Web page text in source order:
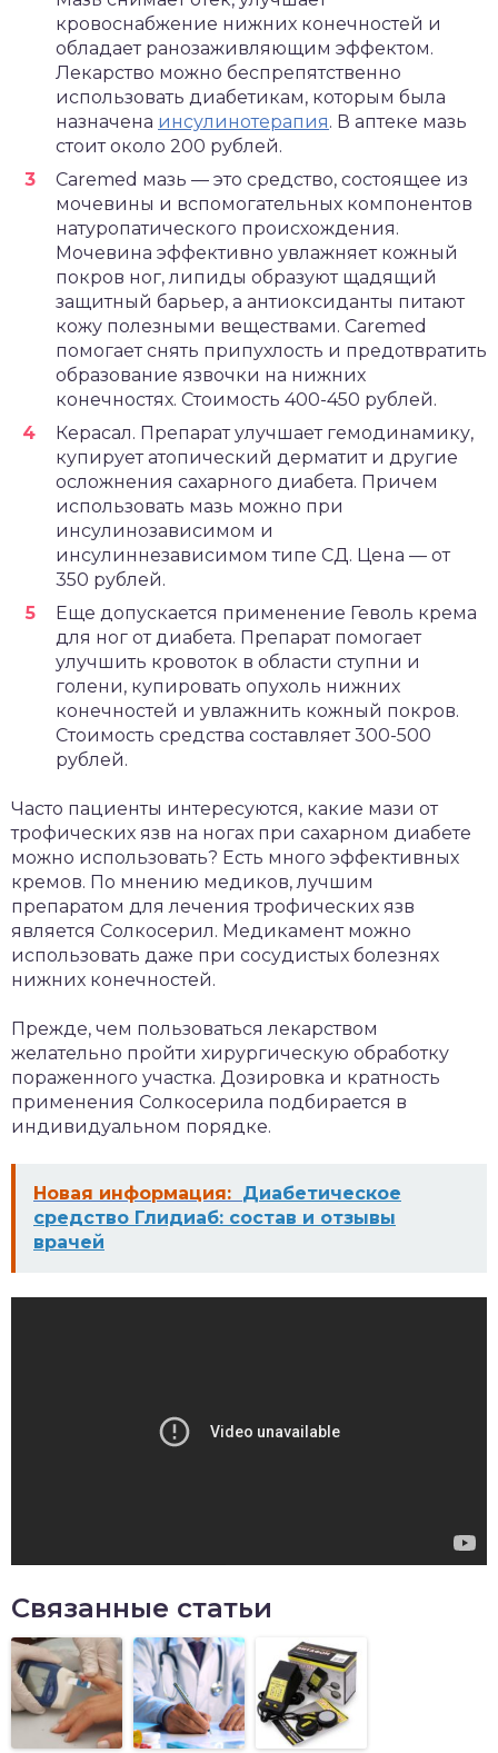
кровоснабжение нижних конечностей и
обладает ранозаживляющим эффектом.
Лекарство можно беспрепятственно
использовать диабетикам, которым была
назначена инсулинотерапия. В аптеке мазь
стоит около 200 рублей.
Caremed мазь — это средство, состоящее из
мочевины и вспомогательных компонентов
натуропатического происхождения.
Мочевина эффективно увлажняет кожный
покров ног, липиды образуют щадящий
защитный барьер, а антиоксиданты питают
кожу полезными веществами. Caremed
помогает снять припухлость и предотвратить
образование язвочки на нижних
конечностях. Стоимость 400-450 рублей.
Керасал. Препарат улучшает гемодинамику,
купирует атопический дерматит и другие
осложнения сахарного диабета. Причем
использовать мазь можно при
инсулинозависимом и
инсулиннезависимом типе СД. Цена — от
350 рублей.
Еще допускается применение Геволь крема
для ног от диабета. Препарат помогает
улучшить кровоток в области ступни и
голени, купировать опухоль нижних
конечностей и увлажнить кожный покров.
Стоимость средства составляет 300-500
рублей.
Часто пациенты интересуются, какие мази от
трофических язв на ногах при сахарном диабете
можно использовать? Есть много эффективных
кремов. По мнению медиков, лучшим
препаратом для лечения трофических язв
является Солкосерил. Медикамент можно
использовать даже при сосудистых болезнях
нижних конечностей.
Прежде, чем пользоваться лекарством
желательно пройти хирургическую обработку
пораженного участка. Дозировка и кратность
применения Солкосерила подбирается в
индивидуальном порядке.
Новая информация: Диабетическое
средство Глидиаб: состав и отзывы
врачей
Связанные статьи